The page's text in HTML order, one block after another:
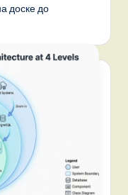
доске до